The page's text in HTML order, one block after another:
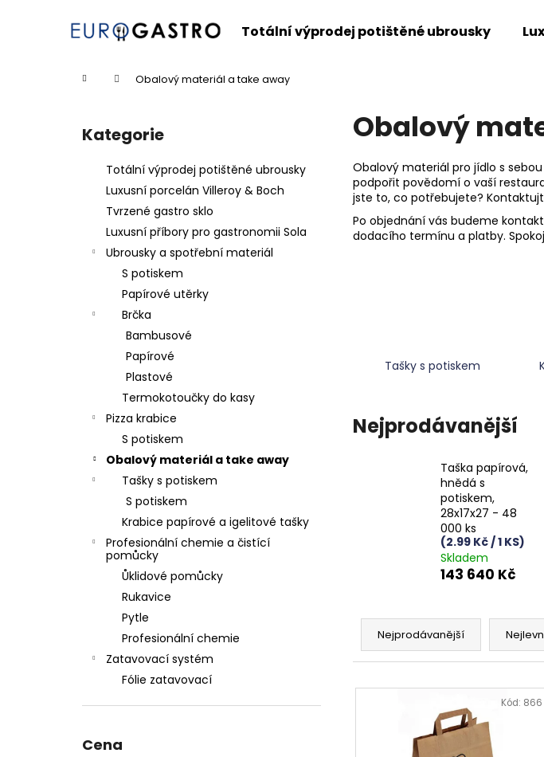
Totální výprodej potištěné ubrousky
Domů Obalový materiál a take away
Přeskočit
kategorie
Kategorie
Totální výprodej potištěné ubrousky
Luxusní porcelán Villeroy & Boch
Tvrzené gastro sklo
Luxusní příbory pro gastronomii Sola
Ubrousky a spotřební materiál
S potiskem
Papírové utěrky
Brčka
Bambusové
Papírové
Plastové
Termokotoučky do kasy
Pizza krabice
S potiskem
Obalový materiál a take away
Tašky s potiskem
S potiskem
Krabice papírové a igelitové tašky
Profesionální chemie a čistící
pomůcky
Ůklidové pomůcky
Rukavice
Pytle
Profesionální chemie
Zatavovací systém
Fólie zatavovací
Cena
Obalový
Obalový materiál pro jídlo s
podpořit povědomí o vaší
jste to, co potřebujete?
Po objednání vás budeme
dodacího termínu a platby.
Tašky s potiskem
Nejprodávanější
Taška papírová,
hnědá s
potiskem,
28x17x27 - 48
000 ks
(2.99 Kč / 1 KS)
Skladem
143 640 Kč
Ř
z
Nejprodávanější
V
Kód: 866
Zpět
Zpět
Doporučujeme